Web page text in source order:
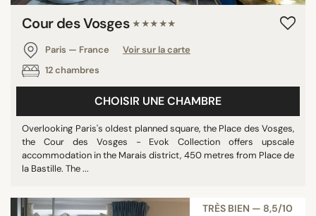
Cour des Vosges ★★★★★
Paris — France
Voir sur la carte
12 chambres
CHOISIR UNE CHAMBRE
Overlooking Paris's oldest planned square, the Place des Vosges,
the Cour des Vosges - Evok Collection offers upscale
accommodation in the Marais district, 450 metres from Place de
la Bastille. The ...
TRÈS BIEN — 8,5/10